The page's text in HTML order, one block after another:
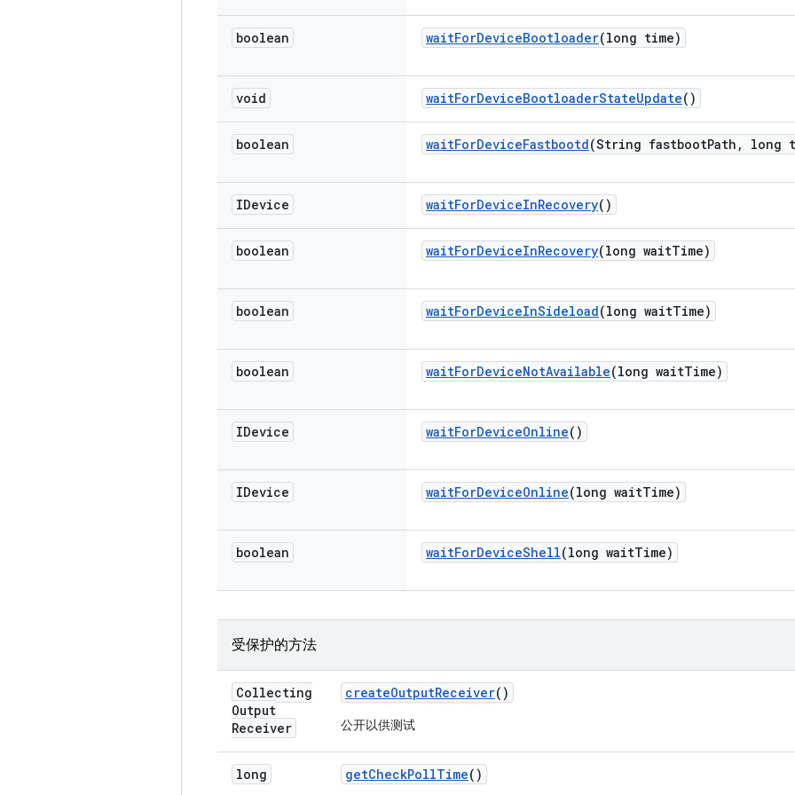
boolean waitForDeviceBootloader(long time)
void waitForDeviceBootloaderStateUpdate()
boolean waitForDeviceFastbootd(String fastbootPath , long
IDevice waitForDeviceInRecovery()
boolean waitForDeviceInRecovery(long waitTime)
boolean waitForDeviceInSideload(long waitTime)
boolean waitForDeviceNotAvailable(long waitTime)
IDevice waitForDeviceOnline()
IDevice waitForDeviceOnline(long waitTime)
boolean waitForDeviceShell(long waitTime)
受保护的方法
Collecting
Output
Receiver
createOutputReceiver()
公开以供测试
long getCheckPollTime()